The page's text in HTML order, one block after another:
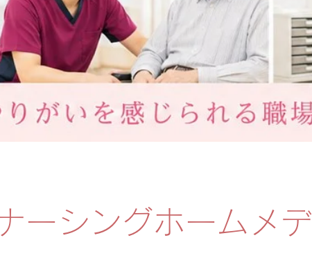
ーシングホームメデ